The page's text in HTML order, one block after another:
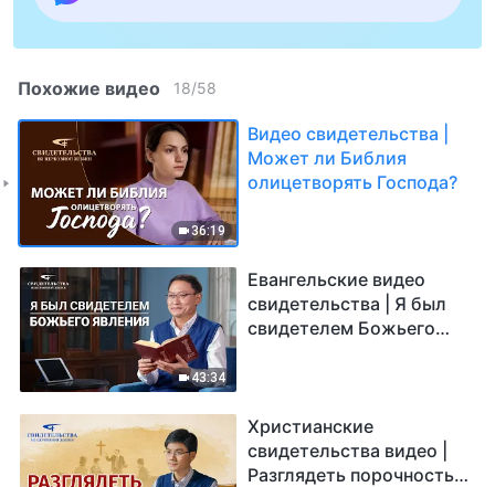
Похожие видео 18/58
36:19
Видео свидетельства |
Может ли Библия
олицетворять Господа?
43:34
Евангельские видео
свидетельства | Я был
свидетелем Божьего
Христианские
свидетельства видео |
Разглядеть порочность